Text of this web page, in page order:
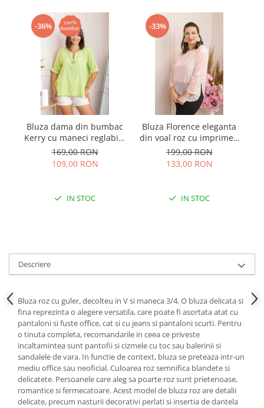
-36%
Bluza dama din bumbac
Kerry cu maneci reglabile
- Verde lime
169,00 RON
109,00 RON
IN STOC
-33%
Bluza Florence eleganta
din voal roz cu imprimeu
floral
199,00 RON
133,00 RON
IN STOC
Descriere
Bluza roz cu guler, decolteu in V si maneca 3/4. O bluza delicata si
fina reprezinta o alegere versatila, care poate fi asortata atat cu
pantaloni si fuste office, cat si cu jeans si pantaloni scurti. Pentru
o tinuta completa, recomandarile in ceea ce priveste
incaltamintea sunt pantofii si cizmele cu toc sau balerinii si
sandalele de vara. In functie de context, bluza se preteaza intr-un
mediu office sau neoficial. Culoarea roz semnifica blandete si
delicatete. Persoanele care aleg sa poarte roz sunt prietenoase,
romantice si fermecatoare. Acest model de bluza roz are detalii
delicate, precum nasturii decorativi perlati si insertia de dantela